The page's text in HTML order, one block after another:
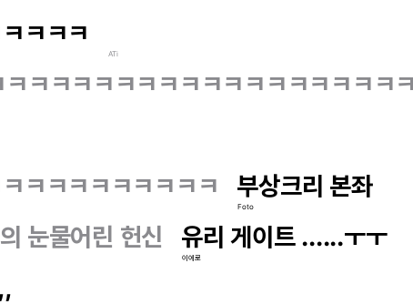
ㅋㅋㅋ
ATi
ㅋㅋㅋㅋㅋㅋㅋㅋㅋㅋㅋㅋㅋㅋㅋㅋㅋㅋ
ㅋㅋㅋㅋㅋㅋㅋㅋㅋ 부상크리 본좌
Foto
눈물어린 헌신 유리 게이트 ......ㅜㅜ
이에로